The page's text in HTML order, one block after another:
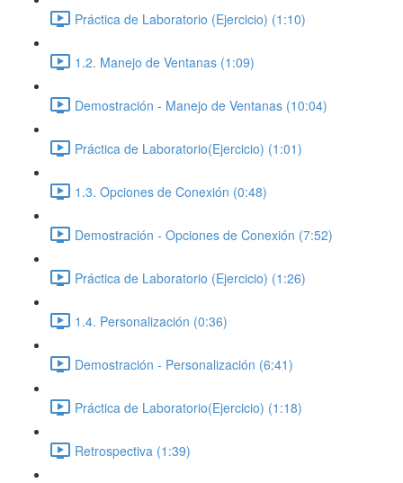
Práctica de Laboratorio (Ejercicio) (1:10)
1.2. Manejo de Ventanas (1:09)
Demostración - Manejo de Ventanas (10:04)
Práctica de Laboratorio(Ejercicio) (1:01)
1.3. Opciones de Conexión (0:48)
Demostración - Opciones de Conexión (7:52)
Práctica de Laboratorio (Ejercicio) (1:26)
1.4. Personalización (0:36)
Demostración - Personalización (6:41)
Práctica de Laboratorio(Ejercicio) (1:18)
Retrospectiva (1:39)